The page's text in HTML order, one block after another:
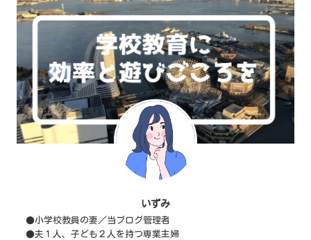
いずみ
●小学校教員の妻／当ブログ管理者
●夫１人、子ども２人を持つ専業主婦